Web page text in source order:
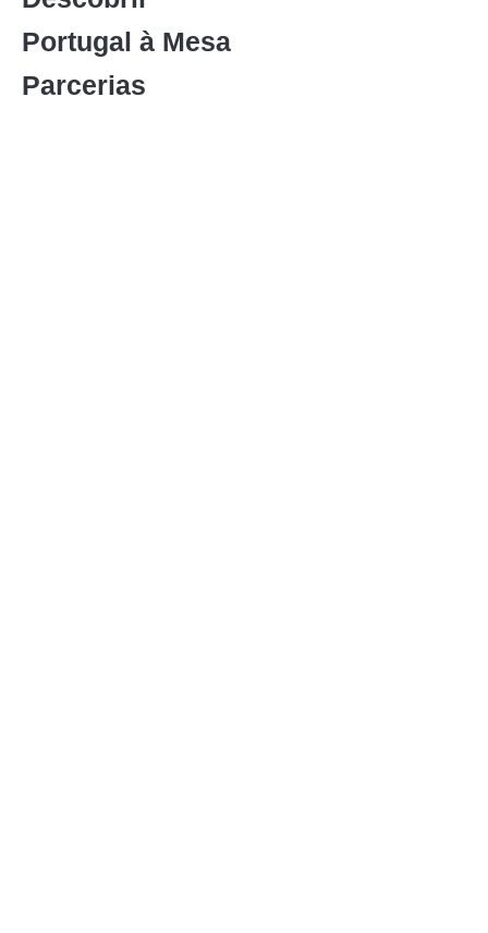
Portugal à Mesa
Parcerias